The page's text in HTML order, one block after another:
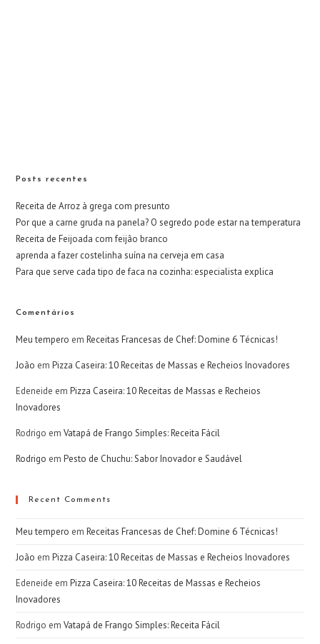
Posts recentes
Receita de Arroz à grega com presunto
Por que a carne gruda na panela? O segredo pode estar na temperatura
Receita de Feijoada com feijão branco
aprenda a fazer costelinha suína na cerveja em casa
Para que serve cada tipo de faca na cozinha: especialista explica
Comentários
Meu tempero emReceitas Francesas de Chef: Domine 6 Técnicas!
João emPizza Caseira: 10 Receitas de Massas e Recheios Inovadores
Edeneide emPizza Caseira: 10 Receitas de Massas e Recheios
Inovadores
Rodrigo emVatapá de Frango Simples: Receita Fácil
Rodrigo emPesto de Chuchu: Sabor Inovador e Saudável
Recent Comments
Meu tempero emReceitas Francesas de Chef: Domine 6 Técnicas!
João emPizza Caseira: 10 Receitas de Massas e Recheios Inovadores
Edeneide emPizza Caseira: 10 Receitas de Massas e Recheios
Inovadores
Rodrigo emVatapá de Frango Simples: Receita Fácil